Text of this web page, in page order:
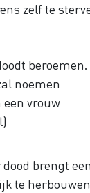
zelf te
beroemen.
noemen
een vrouw
brengt
te